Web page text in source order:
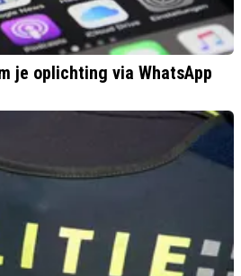
je oplichting via WhatsApp